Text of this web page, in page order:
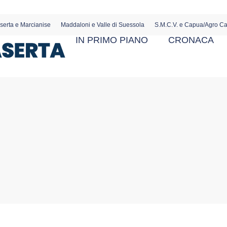
e Marcianise Maddaloni e Valle di Suessola S.M.C.V. e Capua/Agro
IN PRIMO PIANO CRONACA